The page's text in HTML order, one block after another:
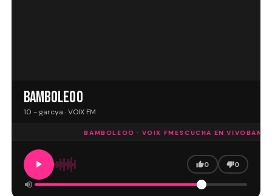
BAMBOLEOO
10 - garcya · VOIX FM
BAMBOLEOO · VOIX FMESCUCHA EN VIVO
0 0